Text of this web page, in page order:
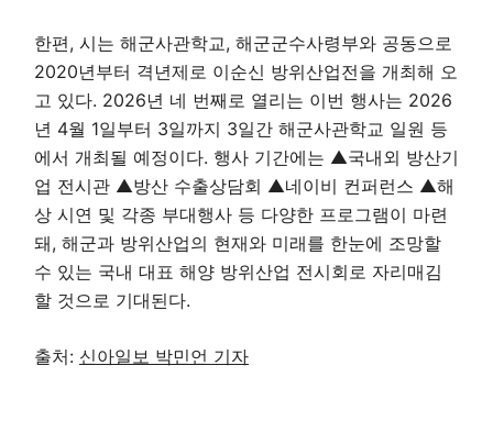
한편, 시는 해군사관학교, 해군군수사령부와 공동으로
2020년부터 격년제로 이순신 방위산업전을 개최해 오
고 있다. 2026년 네 번째로 열리는 이번 행사는 2026
년 4월 1일부터 3일까지 3일간 해군사관학교 일원 등
에서 개최될 예정이다. 행사 기간에는 ▲국내외 방산기
업 전시관 ▲방산 수출상담회 ▲네이비 컨퍼런스 ▲해
상 시연 및 각종 부대행사 등 다양한 프로그램이 마련
돼, 해군과 방위산업의 현재와 미래를 한눈에 조망할
수 있는 국내 대표 해양 방위산업 전시회로 자리매김
할 것으로 기대된다.
출처: 신아일보 박민언 기자